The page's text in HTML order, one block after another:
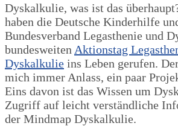
Dyskalkulie, was ist das
haben die Deutsche Kinderhilfe
Bundesverband Legasthenie und
bundesweiten Aktionstag
Dyskalkulie ins Leben gerufen.
mich immer Anlass, ein paar
Eins davon ist das Wissen um
Zugriff auf leicht verständliche
der Mindmap Dyskalkulie.